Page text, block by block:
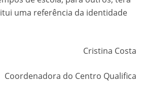
uma referência da identidade
Cristina Costa
Coordenadora do Centro Qualifica